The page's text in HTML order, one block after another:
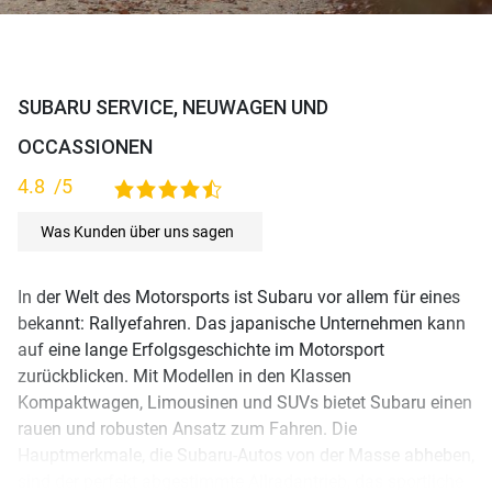
SUBARU SERVICE, NEUWAGEN UND
OCCASSIONEN
4.8 /5 4,8 rating based on 115 ratings
Was Kunden über uns sagen
In der Welt des Motorsports ist Subaru vor allem für eines
bekannt: Rallyefahren. Das japanische Unternehmen kann
auf eine lange Erfolgsgeschichte im Motorsport
zurückblicken. Mit Modellen in den Klassen
Kompaktwagen, Limousinen und SUVs bietet Subaru einen
rauen und robusten Ansatz zum Fahren. Die
Hauptmerkmale, die Subaru-Autos von der Masse abheben,